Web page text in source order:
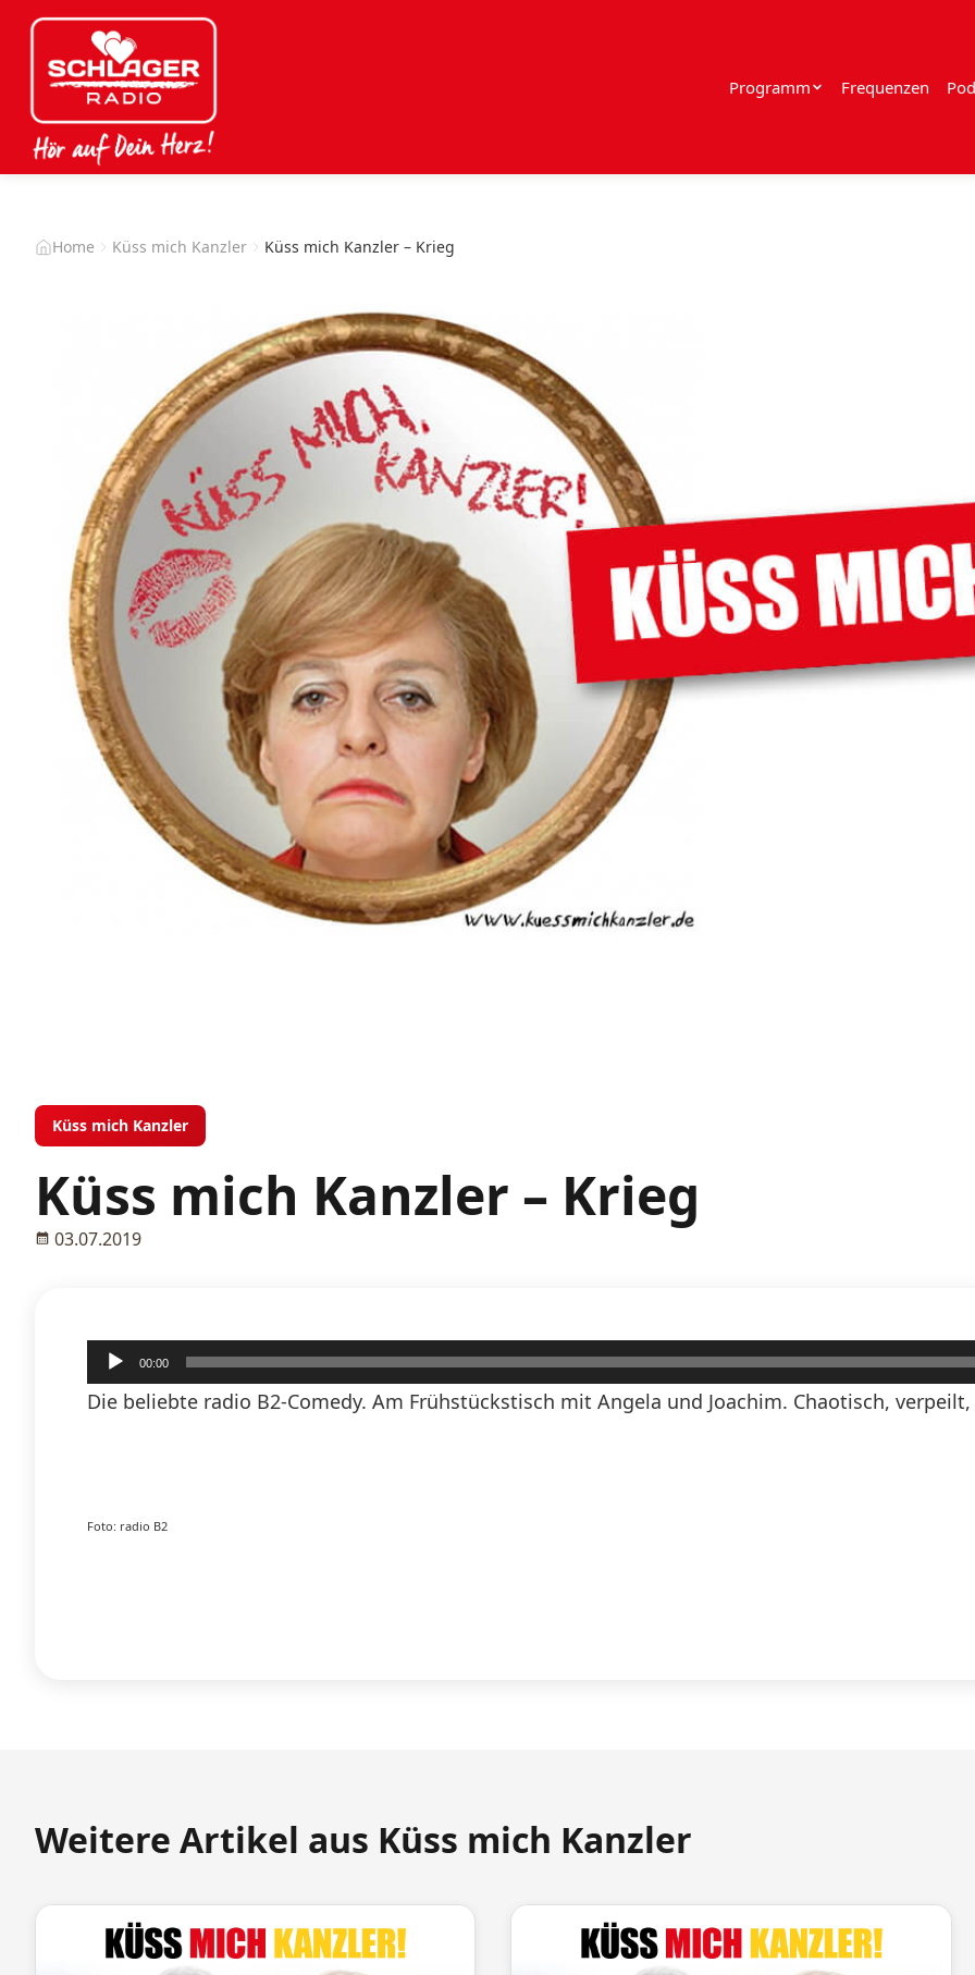
Programm Frequenzen
Home Küss mich Kanzler Küss mich Kanzler – Krieg
Küss mich Kanzler
Küss mich Kanzler – Krieg
03.07.2019
Audio-
Player
00:00
Die beliebte radio B2-Comedy. Am Frühstückstisch mit Angela und Joachim. Chaotisch,
Foto: radio B2
Weitere Artikel aus Küss mich Kanzler